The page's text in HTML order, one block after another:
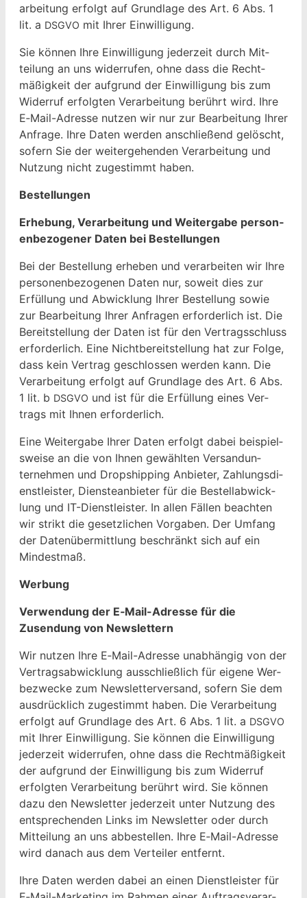
ar­beitung erfol­gt auf Grund­lage des Art. 6 Abs. 1
lit. a DSGVO mit Ihrer Einwilligung.
Sie kön­nen Ihre Ein­willi­gung jed­erzeit durch Mit­
teilung an uns wider­rufen, ohne dass die Recht­
mäßigkeit der auf­grund der Ein­willi­gung bis zum
Wider­ruf erfol­gten Ver­ar­beitung berührt wird. Ihre
E‑Mail-Adresse nutzen wir nur zur Bear­beitung Ihrer
Anfrage. Ihre Dat­en wer­den anschließend gelöscht,
sofern Sie der weit­erge­hen­den Ver­ar­beitung und
Nutzung nicht zuges­timmt haben.
Bestel­lun­gen
Erhe­bung, Ver­ar­beitung und Weit­er­gabe per­so­n­
en­be­zo­gen­er Dat­en bei Bestellungen
Bei der Bestel­lung erheben und ver­ar­beit­en wir Ihre
per­so­n­en­be­zo­ge­nen Dat­en nur, soweit dies zur
Erfül­lung und Abwick­lung Ihrer Bestel­lung sowie
zur Bear­beitung Ihrer Anfra­gen erforder­lich ist. Die
Bere­it­stel­lung der Dat­en ist für den Ver­tragss­chluss
erforder­lich. Eine Nicht­bere­it­stel­lung hat zur Folge,
dass kein Ver­trag geschlossen wer­den kann. Die
Ver­ar­beitung erfol­gt auf Grund­lage des Art. 6 Abs.
1 lit. b DSGVO und ist für die Erfül­lung eines Ver­
trags mit Ihnen erforderlich.
Eine Weit­er­gabe Ihrer Dat­en erfol­gt dabei beispiel­
sweise an die von Ihnen gewählten Ver­san­dun­
ternehmen und Drop­ship­ping Anbi­eter, Zahlungs­di­
en­stleis­ter, Dien­stean­bi­eter für die Bestellab­wick­
lung und IT-Dien­stleis­ter. In allen Fällen beacht­en
wir strikt die geset­zlichen Vor­gaben. Der Umfang
der Datenüber­mit­tlung beschränkt sich auf ein
Mindestmaß.
Wer­bung
Ver­wen­dung der E‑Mail-Adresse für die
Zusendung von Newslettern
Wir nutzen Ihre E‑Mail-Adresse unab­hängig von der
Ver­tragsab­wick­lung auss­chließlich für eigene Wer­
bezwecke zum Newslet­ter­ver­sand, sofern Sie dem
aus­drück­lich zuges­timmt haben. Die Ver­ar­beitung
erfol­gt auf Grund­lage des Art. 6 Abs. 1 lit. a DSGVO
mit Ihrer Ein­willi­gung. Sie kön­nen die Ein­willi­gung
jed­erzeit wider­rufen, ohne dass die Recht­mäßigkeit
der auf­grund der Ein­willi­gung bis zum Wider­ruf
erfol­gten Ver­ar­beitung berührt wird. Sie kön­nen
dazu den Newslet­ter jed­erzeit unter Nutzung des
entsprechen­den Links im Newslet­ter oder durch
Mit­teilung an uns abbestellen. Ihre E‑Mail-Adresse
wird danach aus dem Verteil­er entfernt.
Ihre Dat­en wer­den dabei an einen Dien­stleis­ter für